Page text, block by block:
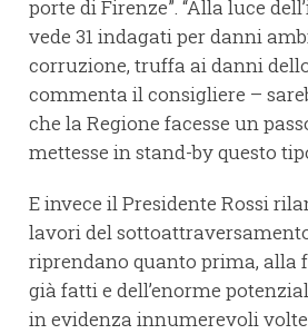
porte di Firenze”. “Alla luce
vede 31 indagati per danni
corruzione, truffa ai danni
commenta il consigliere –
che la Regione facesse un
mettesse in stand-by questo
E invece il Presidente Rossi
lavori del
riprendano quanto prima, alla
già fatti e dell’enorme
in evidenza innumerevoli